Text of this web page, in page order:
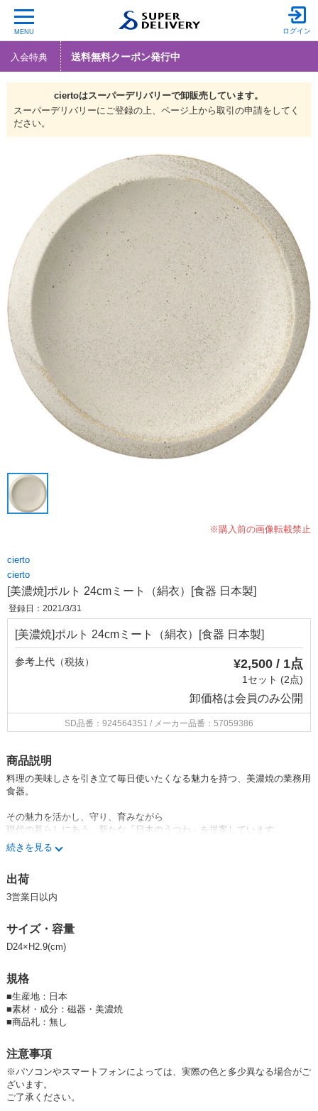
MENU ログイン
入会特典 送料無料クーポン発行中
ciertoはスーパーデリバリーで卸販売しています。
スーパーデリバリーにご登録の上、ページ上から取引の申請をしてく
ださい。
※購入前の画像転載禁止
cierto
cierto
[美濃焼]ポルト 24cmミート（絹衣）[食器 日本製]
登録日：2021/3/31
[美濃焼]ポルト 24cmミート（絹衣）[食器 日本製]
参考上代（税抜） ¥2,500 / 1点
1セット (2点)
卸価格は会員のみ公開
SD品番：9245643S1 / メーカー品番：57059386
商品説明
料理の美味しさを引き立て毎日使いたくなる魅力を持つ、美濃焼の業務用
食器。
その魅力を活かし、守り、育みながら
現代の暮らしにあう、新たな「日本のうつわ」を提案しています。
絹衣シリーズ 商品一覧は
※食洗機・電子レンジ使用可能
弊社では、ご注文いただきました商品をピッキング、梱包のタイミングで
ムラ、ゆがみ、多少のガタつきなどの現象が発生致します。
製造元メーカーと、弊社での検品を通過した商品は、原則、上記のような
あらかじめご了承ください。商品ひとつひとつ微妙に異なる特性を、器の
個性として、温かみや風合いとしてお楽しみいただければ幸いです。
何卒ご理解くださいますよう、よろしくお願い致します。
美濃焼 日本製 Made in Japan 食器 器 うつわ 暮らし 食卓 和食器 洋食器
minoyaki tableware made in japan kitchen
続きを見る
出荷
3営業日以内
サイズ・容量
D24×H2.9(cm)
規格
■生産地：日本
■素材・成分：磁器・美濃焼
■商品札：無し
注意事項
※パソコンやスマートフォンによっては、実際の色と多少異なる場合がご
ざいます。
ご了承ください。